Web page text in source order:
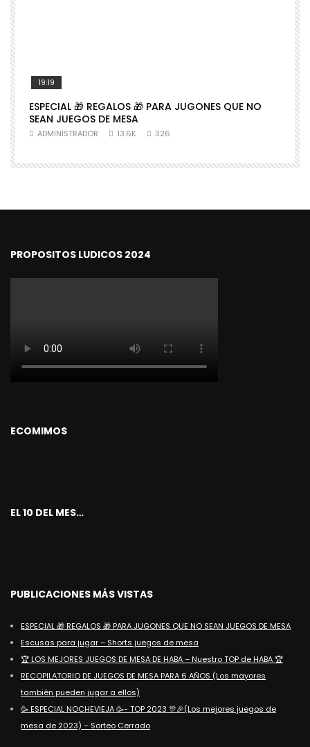
19:19
ESPECIAL 🎁 REGALOS 🎁 PARA JUGONES QUE NO
SEAN JUEGOS DE MESA
ADMINISTRADOR 13.6K 326
PROPOSITOS LUDICOS 2024
ECOMIMOS
EL 10 DEL MES…
PUBLICACIONES MÁS VISTAS
ESPECIAL 🎁 REGALOS 🎁 PARA JUGONES QUE NO SEAN JUEGOS DE MESA
Escusas para jugar – Shorts juegos de mesa
🏆 LOS MEJORES JUEGOS DE MESA DE HABA – Nuestro TOP de HABA 🏆
RECOPILATORIO DE JUEGOS DE MESA PARA 6 AÑOS (Los mayores
también pueden jugar a ellos)
🥳 ESPECIAL NOCHEVIEJA 🥳- TOP 2023 🎊🎉(Los mejores juegos de
mesa de 2023) – Sorteo Cerrado